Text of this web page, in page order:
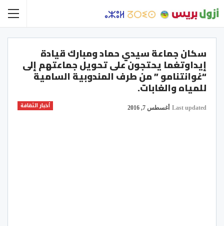
سكان جماعة سيدي حماد ومبارك قيادة
إيداوتغما يحتجون على تحويل جماعتهم إلى
“غوانتنامو ” من طرف المندوبية السامية
للمياه والغابات.
أخبار الثقافة Last updated أغسطس 7, 2016